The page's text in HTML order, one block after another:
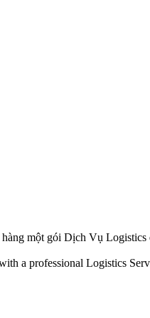
một gói Dịch Vụ
a professional Logistics